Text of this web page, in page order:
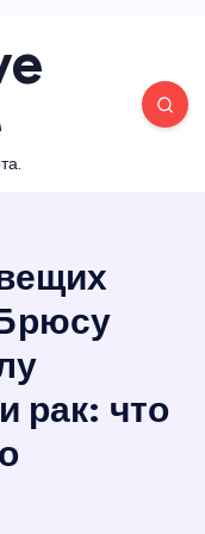
рак: что